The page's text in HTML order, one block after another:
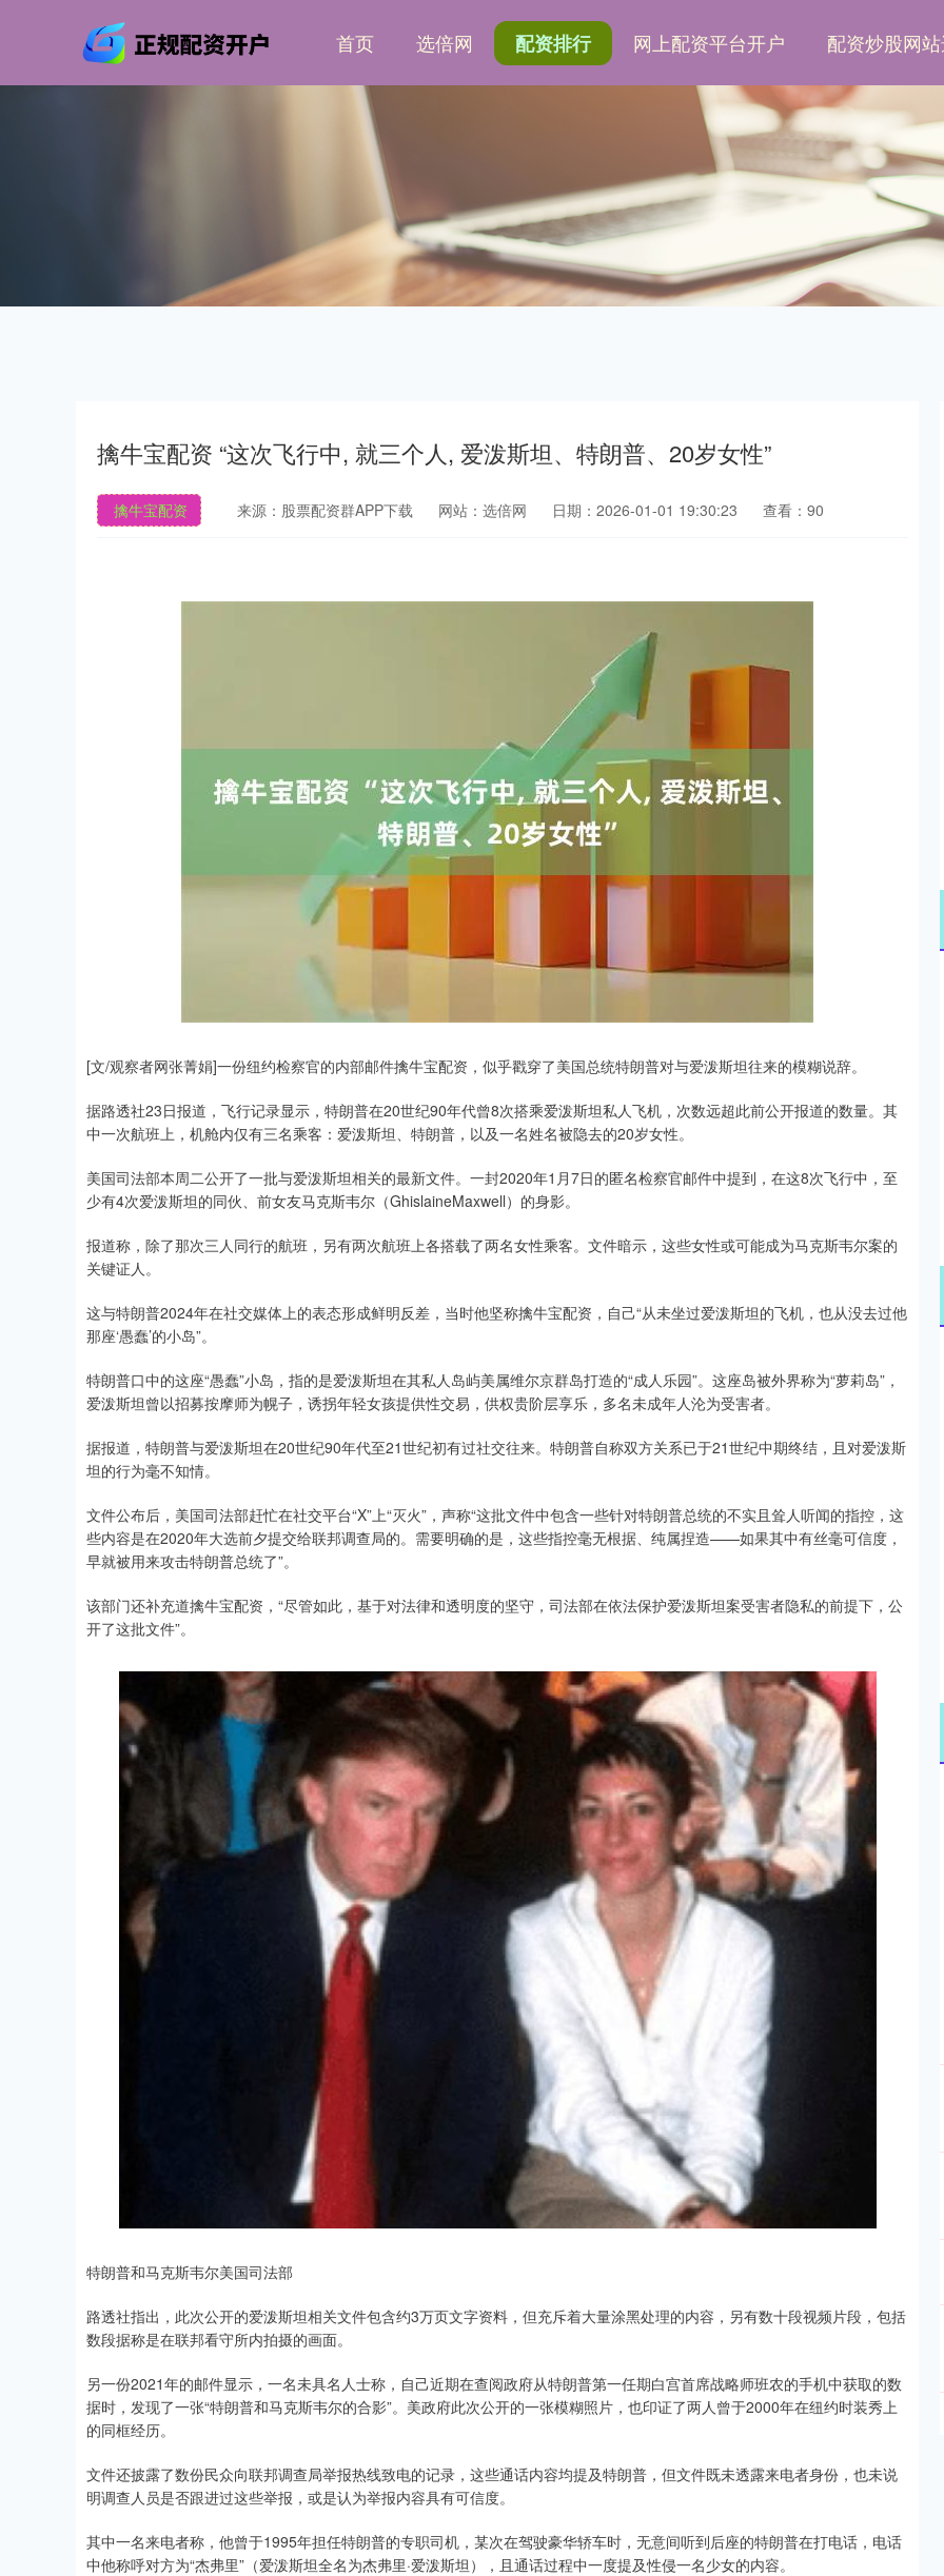
首页 选倍网 配资排行 网上配资平台开户 配资炒股网
擒牛宝配资 “这次飞行中, 就三个人, 爱泼斯坦、特朗普、20岁女性”
擒牛宝配资 来源：股票配资群APP下载 网站：选倍网 日期：2026-01-01 19:30:23 查看：90
[文/观察者网张菁娟]一份纽约检察官的内部邮件擒牛宝配资，似乎戳穿了美国总统特朗普对与爱泼斯坦往来的模糊说辞。
据路透社23日报道，飞行记录显示，特朗普在20世纪90年代曾8次搭乘爱泼斯坦私人飞机，次数远超此前公开报道的数量。其
中一次航班上，机舱内仅有三名乘客：爱泼斯坦、特朗普，以及一名姓名被隐去的20岁女性。
美国司法部本周二公开了一批与爱泼斯坦相关的最新文件。一封2020年1月7日的匿名检察官邮件中提到，在这8次飞行中，至
少有4次爱泼斯坦的同伙、前女友马克斯韦尔（GhislaineMaxwell）的身影。
报道称，除了那次三人同行的航班，另有两次航班上各搭载了两名女性乘客。文件暗示，这些女性或可能成为马克斯韦尔案的
关键证人。
这与特朗普2024年在社交媒体上的表态形成鲜明反差，当时他坚称擒牛宝配资，自己“从未坐过爱泼斯坦的飞机，也从没去过他
那座‘愚蠢’的小岛”。
特朗普口中的这座“愚蠢”小岛，指的是爱泼斯坦在其私人岛屿美属维尔京群岛打造的“成人乐园”。这座岛被外界称为“萝莉岛”，
爱泼斯坦曾以招募按摩师为幌子，诱拐年轻女孩提供性交易，供权贵阶层享乐，多名未成年人沦为受害者。
据报道，特朗普与爱泼斯坦在20世纪90年代至21世纪初有过社交往来。特朗普自称双方关系已于21世纪中期终结，且对爱泼斯
坦的行为毫不知情。
文件公布后，美国司法部赶忙在社交平台“X”上“灭火”，声称“这批文件中包含一些针对特朗普总统的不实且耸人听闻的指控，这
些内容是在2020年大选前夕提交给联邦调查局的。需要明确的是，这些指控毫无根据、纯属捏造——如果其中有丝毫可信度，
早就被用来攻击特朗普总统了”。
该部门还补充道擒牛宝配资，“尽管如此，基于对法律和透明度的坚守，司法部在依法保护爱泼斯坦案受害者隐私的前提下，公
开了这批文件”。
特朗普和马克斯韦尔美国司法部
路透社指出，此次公开的爱泼斯坦相关文件包含约3万页文字资料，但充斥着大量涂黑处理的内容，另有数十段视频片段，包括
数段据称是在联邦看守所内拍摄的画面。
另一份2021年的邮件显示，一名未具名人士称，自己近期在查阅政府从特朗普第一任期白宫首席战略师班农的手机中获取的数
据时，发现了一张“特朗普和马克斯韦尔的合影”。美政府此次公开的一张模糊照片，也印证了两人曾于2000年在纽约时装秀上
的同框经历。
文件还披露了数份民众向联邦调查局举报热线致电的记录，这些通话内容均提及特朗普，但文件既未透露来电者身份，也未说
明调查人员是否跟进过这些举报，或是认为举报内容具有可信度。
其中一名来电者称，他曾于1995年担任特朗普的专职司机，某次在驾驶豪华轿车时，无意间听到后座的特朗普在打电话，电话
中他称呼对方为“杰弗里”（爱泼斯坦全名为杰弗里·爱泼斯坦），且通话过程中一度提及性侵一名少女的内容。
14311.01